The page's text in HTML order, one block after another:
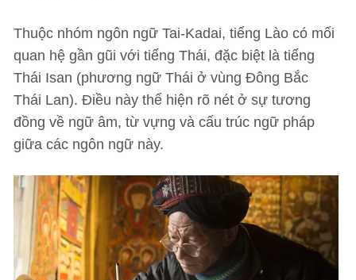
Thuộc nhóm ngôn ngữ Tai-Kadai, tiếng Lào có mối
quan hệ gần gũi với tiếng Thái, đặc biệt là tiếng
Thái Isan (phương ngữ Thái ở vùng Đông Bắc
Thái Lan). Điều này thể hiện rõ nét ở sự tương
đồng về ngữ âm, từ vựng và cấu trúc ngữ pháp
giữa các ngôn ngữ này.